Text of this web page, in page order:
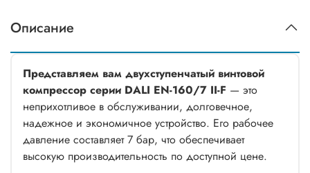
Описание
Представляем вам двухступенчатый винтовой
компрессор серии DALI EN-160/7 II-F — это
неприхотливое в обслуживании, долговечное,
надежное и экономичное устройство. Его рабочее
давление составляет 7 бар, что обеспечивает
высокую производительность по доступной цене.